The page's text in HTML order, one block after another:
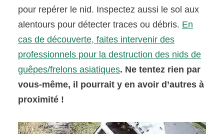
pour repérer le nid. Inspectez aussi le sol aux
alentours pour détecter traces ou débris. En
cas de découverte, faites intervenir des
professionnels pour la destruction des nids de
guêpes/frelons asiatiques. Ne tentez rien par
vous-même, il pourrait y en avoir d’autres à
proximité !